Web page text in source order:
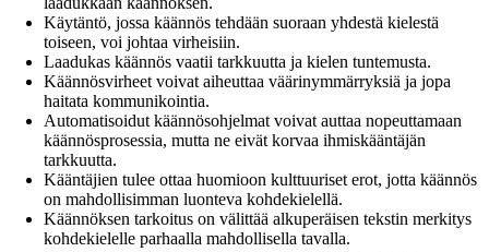
Käytäntö, jossa käännös tehdään suoraan yhdestä kielestä
toiseen, voi johtaa virheisiin.
Laadukas käännös vaatii tarkkuutta ja kielen tuntemusta.
Käännösvirheet voivat aiheuttaa väärinymmärryksiä ja jopa
haitata kommunikointia.
Automatisoidut käännösohjelmat voivat auttaa nopeuttamaan
käännösprosessia, mutta ne eivät korvaa ihmiskääntäjän
tarkkuutta.
Kääntäjien tulee ottaa huomioon kulttuuriset erot, jotta käännös
on mahdollisimman luonteva kohdekielellä.
Käännöksen tarkoitus on välittää alkuperäisen tekstin merkitys
kohdekielelle parhaalla mahdollisella tavalla.